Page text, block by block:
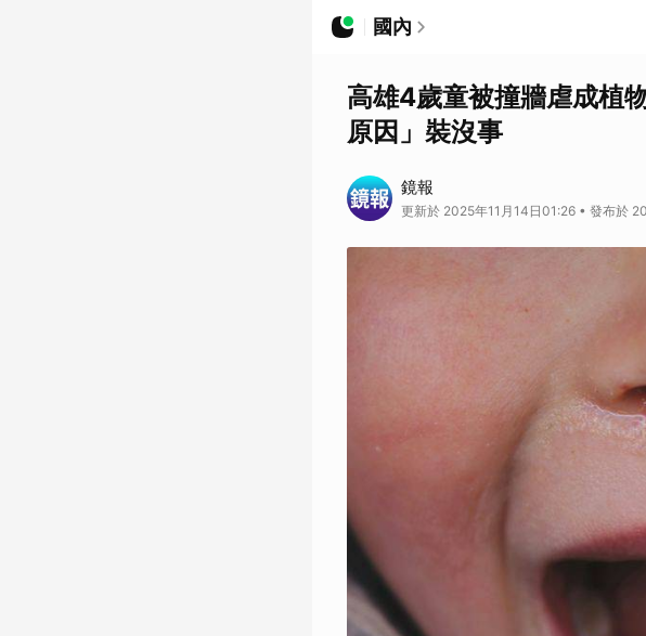
國內
高雄4歲童被撞牆虐成植
原因」裝沒事
鏡報
更新於 2025年11月14日01:26 • 發布於